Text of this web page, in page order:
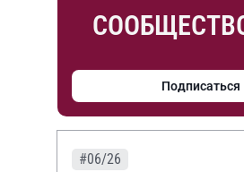
Подписаться
#06/26